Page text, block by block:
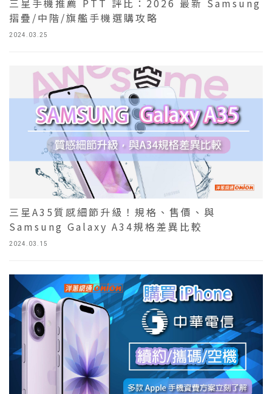
2024.03.25
三星手機推薦 PTT 評比：2026 最新 Samsung
摺疊/中階/旗艦手機選購攻略
2024.03.15
三星A35質感細節升級！規格、售價、與
Samsung Galaxy A34規格差異比較